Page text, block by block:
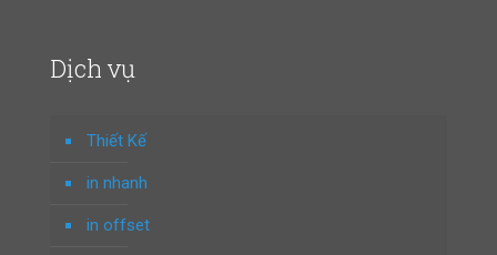
Dịch vụ
Thiết Kế
in nhanh
in offset